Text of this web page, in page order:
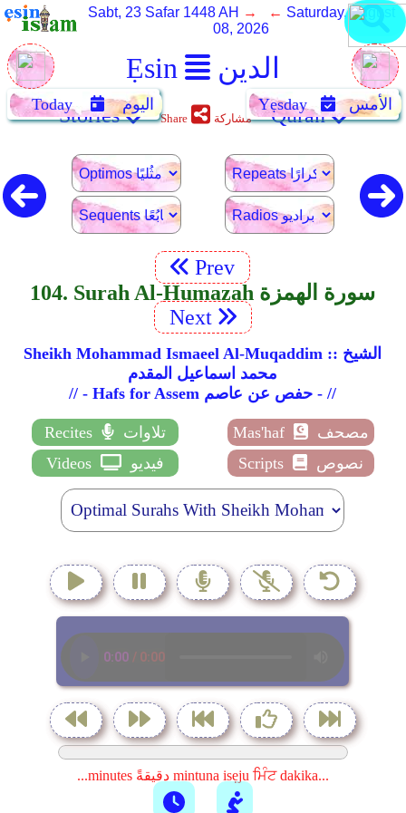
Ẹsin الدين
Sabt, 23 Safar 1448 AH → ← Saturday, August
08, 2026
Today اليوم Yẹsday الأمس Stories Share مشاركة Quran
Prev
104. Surah Al-Humazah سورة الهمزة
Next
Sheikh Mohammad Ismaeel Al-Muqaddim :: الشيخ
محمد اسماعيل المقدم
// - Hafs for Assem حفص عن عاصم - //
Recites تلاوات Mas'haf
مصحف
Videos
فيديو Scripts نصوص
...minutes دقيقةً mintuna isẹju ਮਿੰਟ dakika...